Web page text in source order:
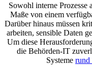
Sowohl interne Prozesse
Maße von einem
Darüber hinaus müssen
arbeiten, sensible Daten
Um diese
die Behörden-IT
Systeme rund